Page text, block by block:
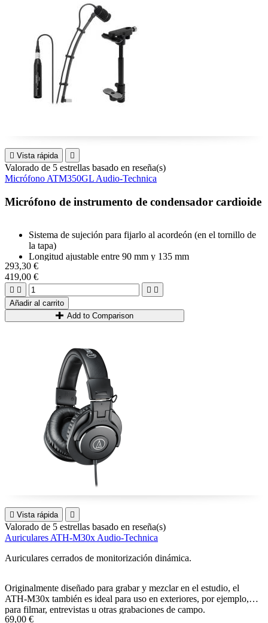
 Vista rápida 
Valorado de 5 estrellas basado en reseña(s)
Micrófono ATM350GL Audio-Technica
Micrófono de instrumento de condensador cardioide
Sistema de sujeción para fijarlo al acordeón (en el tornillo de
la tapa)
Longitud ajustable entre 90 mm y 135 mm
Diseñado para responder a dinámicas extremadamente
poderosas
Amplia variedad de accesorios de montaje disponibles por
separado
Empaquetado con suspensión flexible AT8490L
Garantía de por vida
293,30 €
419,00 €
   
Añadir al carrito
Add to Comparison
 Vista rápida 
Valorado de 5 estrellas basado en reseña(s)
Auriculares ATH-M30x Audio-Technica
Auriculares cerrados de monitorización dinámica.
Originalmente diseñado para grabar y mezclar en el estudio, el
ATH-M30x también es ideal para uso en exteriores, por ejemplo,
para filmar, entrevistas u otras grabaciones de campo.
69,00 €